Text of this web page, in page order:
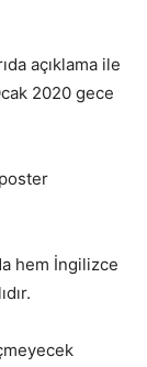
açıklama ile
2020 gece
hem İngilizce